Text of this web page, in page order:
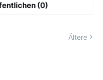
(0)
Ältere